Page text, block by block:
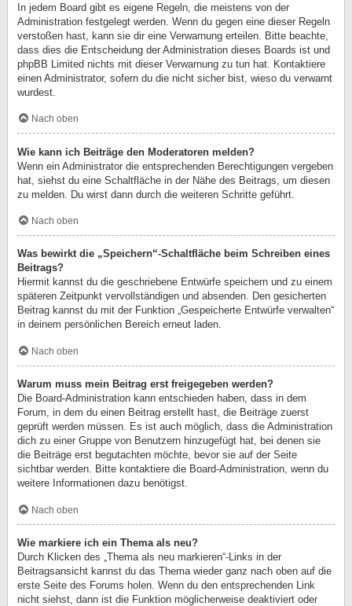
In jedem Board gibt es eigene Regeln, die meistens von der
Administration festgelegt werden. Wenn du gegen eine dieser Regeln
verstoßen hast, kann sie dir eine Verwarnung erteilen. Bitte beachte,
dass dies die Entscheidung der Administration dieses Boards ist und
phpBB Limited nichts mit dieser Verwarnung zu tun hat. Kontaktiere
einen Administrator, sofern du die nicht sicher bist, wieso du verwarnt
wurdest.
Nach oben
Wie kann ich Beiträge den Moderatoren melden?
Wenn ein Administrator die entsprechenden Berechtigungen vergeben
hat, siehst du eine Schaltfläche in der Nähe des Beitrags, um diesen
zu melden. Du wirst dann durch die weiteren Schritte geführt.
Nach oben
Was bewirkt die „Speichern“-Schaltfläche beim Schreiben eines
Beitrags?
Hiermit kannst du die geschriebene Entwürfe speichern und zu einem
späteren Zeitpunkt vervollständigen und absenden. Den gesicherten
Beitrag kannst du mit der Funktion „Gespeicherte Entwürfe verwalten“
in deinem persönlichen Bereich erneut laden.
Nach oben
Warum muss mein Beitrag erst freigegeben werden?
Die Board-Administration kann entschieden haben, dass in dem
Forum, in dem du einen Beitrag erstellt hast, die Beiträge zuerst
geprüft werden müssen. Es ist auch möglich, dass die Administration
dich zu einer Gruppe von Benutzern hinzugefügt hat, bei denen sie
die Beiträge erst begutachten möchte, bevor sie auf der Seite
sichtbar werden. Bitte kontaktiere die Board-Administration, wenn du
weitere Informationen dazu benötigst.
Nach oben
Wie markiere ich ein Thema als neu?
Durch Klicken des „Thema als neu markieren“-Links in der
Beitragsansicht kannst du das Thema wieder ganz nach oben auf die
erste Seite des Forums holen. Wenn du den entsprechenden Link
nicht siehst, dann ist die Funktion möglicherweise deaktiviert oder